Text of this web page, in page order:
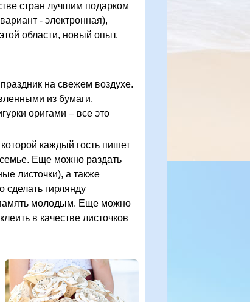
стран лучшим подарком
- электронная),
области, новый опыт.
на свежем воздухе.
из бумаги.
оригами – все это
каждый гость пишет
Еще можно раздать
листочки), а также
гирлянду
память молодым. Еще можно
в качестве листочков